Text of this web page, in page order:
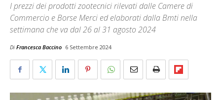
I prezzi dei prodotti zootecnici rilevati dalle Camere di
Commercio e Borse Merci ed elaborati dalla Bmti nella
settimana che va dal 26 al 31 agosto 2024
Di Francesca Baccino 6 Settembre 2024